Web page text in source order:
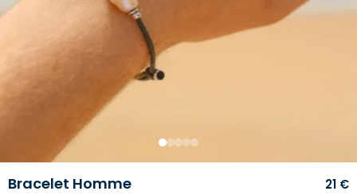
1 2345
Bracelet Homme
21 €